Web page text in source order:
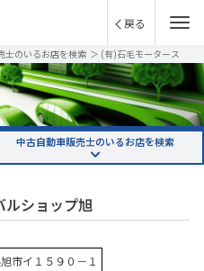
戻る
士のいるお店を検索 ＞ (有)石毛モータース
中古自動車販売士のいるお店を検索
ショップ旭
市イ１５９０－１